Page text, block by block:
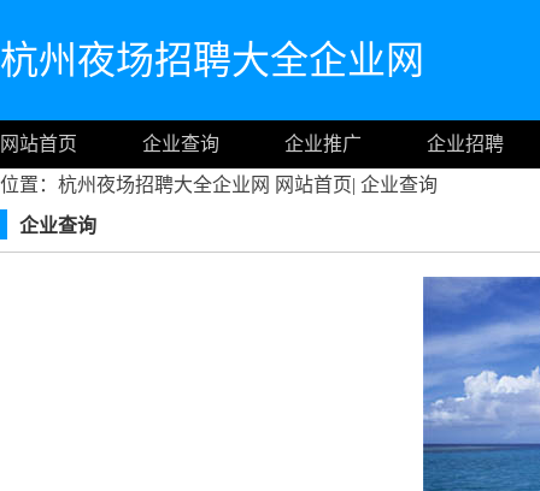
杭州夜场招聘大全企业网
网站首页 企业查询 企业推广
企业招聘
位置：杭州夜场招聘大全企业网 网站首页| 企业查询
企业查询